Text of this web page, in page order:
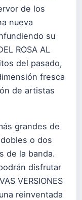
de los
nueva
su
ROSA AL
del pasado,
fresca
de artistas
grandes de
o dos
de la banda.
disfrutar
VERSIONES
reinventada